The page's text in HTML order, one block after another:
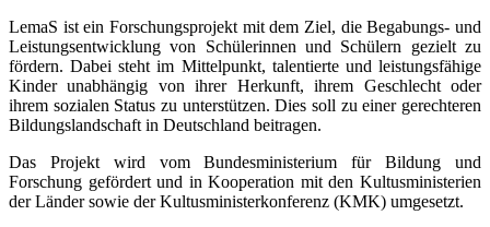
LemaS ist ein Forschungsprojekt mit dem Ziel, die Begabungs- und
Leistungsentwicklung von Schülerinnen und Schülern gezielt zu
fördern. Dabei steht im Mittelpunkt, talentierte und leistungsfähige
Kinder unabhängig von ihrer Herkunft, ihrem Geschlecht oder
ihrem sozialen Status zu unterstützen. Dies soll zu einer gerechteren
Bildungslandschaft in Deutschland beitragen.
Das Projekt wird vom Bundesministerium für Bildung und
Forschung gefördert und in Kooperation mit den Kultusministerien
der Länder sowie der Kultusministerkonferenz (KMK) umgesetzt.